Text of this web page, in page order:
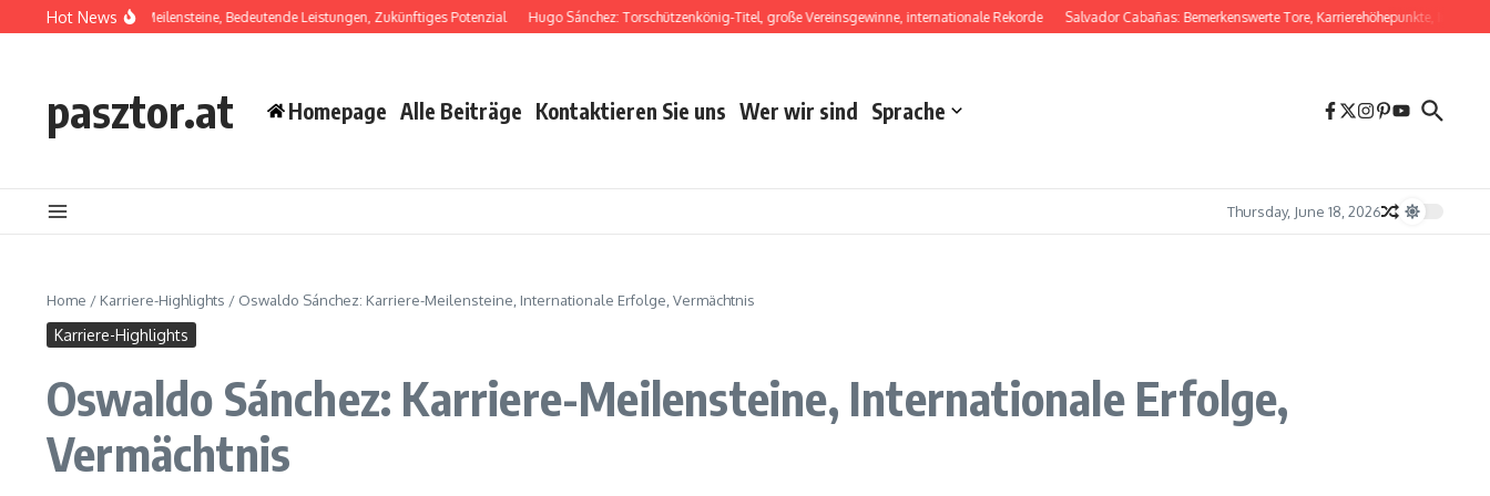
Skip to content
Hot News
Laínez: Karriere-Meilensteine, Bedeutende Leistungen, Zukünftiges Potenzial Hugo Sánchez: Torschützenkönig-Titel, große Vereinsgewinne, internationale Rekorde Salvador Cabañas: Bemerkenswerte Tore, Karrierehöhepunkte, Internationaler
pasztor.at Homepage Alle Beiträge Kontaktieren Sie uns Wer wir sind Sprache
Thursday, June 18, 2026
Home / Karriere-Highlights / Oswaldo Sánchez: Karriere-Meilensteine, Internationale Erfolge, Vermächtnis
Karriere-Highlights
Oswaldo Sánchez: Karriere-Meilensteine, Internationale Erfolge,
Vermächtnis